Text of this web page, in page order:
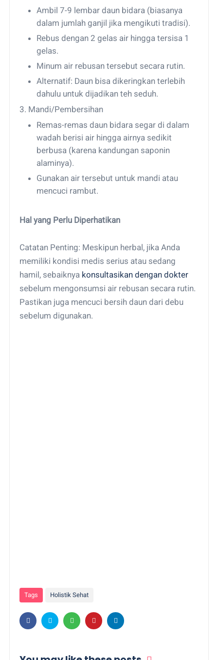
Ambil 7-9 lembar daun bidara (biasanya
dalam jumlah ganjil jika mengikuti tradisi).
Rebus dengan 2 gelas air hingga tersisa 1
gelas.
Minum air rebusan tersebut secara rutin.
Alternatif: Daun bisa dikeringkan terlebih
dahulu untuk dijadikan teh seduh.
3. Mandi/Pembersihan
Remas-remas daun bidara segar di dalam
wadah berisi air hingga airnya sedikit
berbusa (karena kandungan saponin
alaminya).
Gunakan air tersebut untuk mandi atau
mencuci rambut.
Hal yang Perlu Diperhatikan
Catatan Penting: Meskipun herbal, jika Anda
memiliki kondisi medis serius atau sedang
hamil, sebaiknya konsultasikan dengan dokter
sebelum mengonsumsi air rebusan secara rutin.
Pastikan juga mencuci bersih daun dari debu
sebelum digunakan.
Tags Holistik Sehat